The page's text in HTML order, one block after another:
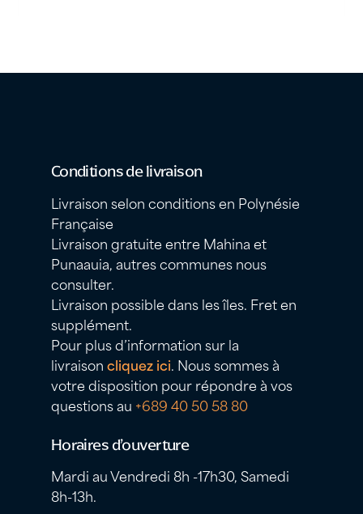
Conditions de livraison
Livraison selon conditions en Polynésie
Française
Livraison gratuite entre Mahina et
Punaauia, autres communes nous
consulter.
Livraison possible dans les îles. Fret en
supplément.
Pour plus d’information sur la
livraisoncliquez ici. Nous sommes à
votre disposition pour répondre à vos
questions au +689 40 50 58 80
Horaires d’ouverture
Mardi au Vendredi 8h -17h30, Samedi
8h-13h.